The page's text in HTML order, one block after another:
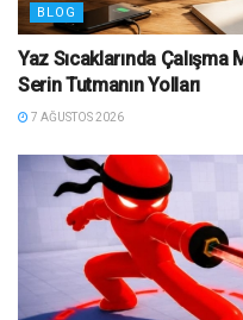
BLOG
Yaz Sıcaklarında
Serin Tutmanın Yolları
7 AĞUSTOS 2026